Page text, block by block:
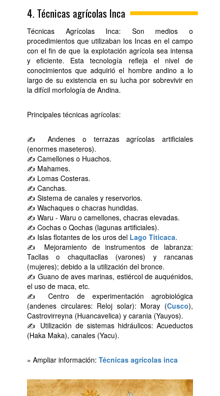
4. Técnicas agrícolas Inca
Técnicas Agrícolas Inca: Son medios o
procedimientos que utilizaban los Incas en el campo
con el fin de que la explotación agrícola sea intensa
y eficiente. Esta tecnología refleja el nivel de
conocimientos que adquirió el hombre andino a lo
largo de su existencia en su lucha por sobrevivir en
la difícil morfología de Andina.
Principales técnicas agrícolas:
✍ Andenes o terrazas agrícolas artificiales
(enormes maseteros).
✍ Camellones o Huachos.
✍ Mahames.
✍ Lomas Costeras.
✍ Canchas.
✍ Sistema de canales y reservorios.
✍ Wachaques o chacras hundidas.
✍ Waru - Waru o camellones, chacras elevadas.
✍ Cochas o Qochas (lagunas artificiales).
✍ Islas flotantes de los uros del Lago Titicaca.
✍ Mejoramiento de instrumentos de labranza:
Tacllas o chaquitacllas (varones) y rancanas
(mujeres); debido a la utilización del bronce.
✍ Guano de aves marinas, estiércol de auquénidos,
el uso de maca, etc.
✍ Centro de experimentación agrobiológica
(andenes circulares: Reloj solar): Moray (Cusco),
Castrovirreyna (Huancavelica) y carania (Yauyos).
✍ Utilización de sistemas hidráulicos: Acueductos
(Haka Maka), canales (Yacu).
» Ampliar información: Técnicas agrícolas inca